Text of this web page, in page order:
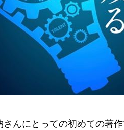
さんにとっての初めての著